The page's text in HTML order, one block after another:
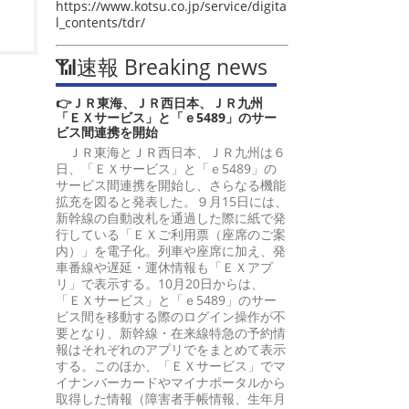
https://www.kotsu.co.jp/service/digita
l_contents/tdr/
📶速報 Breaking news
👉ＪＲ東海、ＪＲ西日本、ＪＲ九州
「ＥＸサービス」と「ｅ5489」のサー
ビス間連携を開始
ＪＲ東海とＪＲ西日本、ＪＲ九州は６
日、「ＥＸサービス」と「ｅ5489」の
サービス間連携を開始し、さらなる機能
拡充を図ると発表した。９月15日には、
新幹線の自動改札を通過した際に紙で発
行している「ＥＸご利用票（座席のご案
内）」を電子化。列車や座席に加え、発
車番線や遅延・運休情報も「ＥＸアプ
リ」で表示する。10月20日からは、
「ＥＸサービス」と「ｅ5489」のサー
ビス間を移動する際のログイン操作が不
要となり、新幹線・在来線特急の予約情
報はそれぞれのアプリでをまとめて表示
する。このほか、「ＥＸサービス」でマ
イナンバーカードやマイナポータルから
取得した情報（障害者手帳情報、生年月